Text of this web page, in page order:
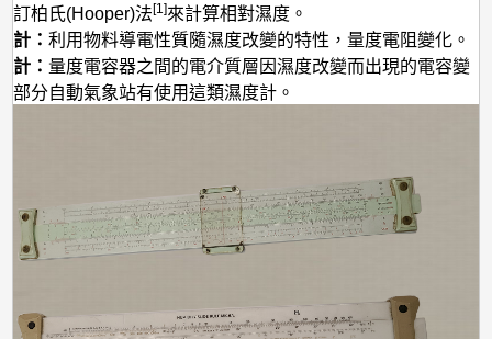
訂柏氏(Hooper)法[1]來計算相對濕度。
計：利用物料導電性質隨濕度改變的特性，量度電阻變化。
計： 量度電容器之間的電介質層因濕度改變而出現的電容變
部分自動氣象站有使用這類濕度計。